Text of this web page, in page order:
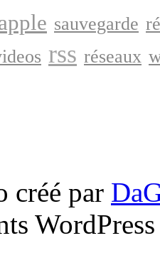
sauvegarde
rss réseaux
créé par